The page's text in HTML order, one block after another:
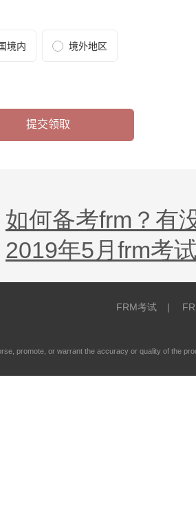
如何备考frm？有
2019年5月frm考
FRM考试 |
promote, or warrant the accuracy or quality of the